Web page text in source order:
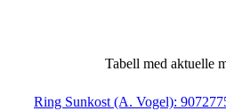
Tabell med aktuelle
Ring Sunkost (A. Vogel):